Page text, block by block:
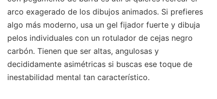
arco exagerado de los dibujos animados. Si prefieres
algo más moderno, usa un gel fijador fuerte y dibuja
pelos individuales con un rotulador de cejas negro
carbón. Tienen que ser altas, angulosas y
decididamente asimétricas si buscas ese toque de
inestabilidad mental tan característico.